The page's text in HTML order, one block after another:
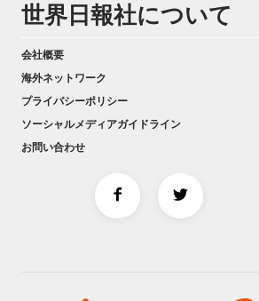
世界日報社について
会社概要
海外ネットワーク
プライバシーポリシー
ソーシャルメディアガイドライン
お問い合わせ